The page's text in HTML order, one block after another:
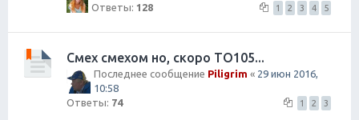
Ответы: 128 1 2 3 4 5
Смех смехом но, скоро ТО105...
Последнее сообщение Piligrim « 29 июн 2016,
10:58
Ответы: 74 1 2 3